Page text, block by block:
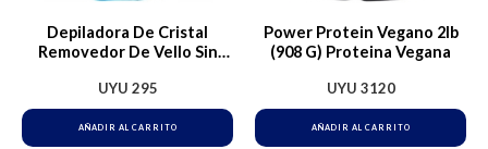
Depiladora De Cristal
Removedor De Vello Sin
UYU 295
AÑADIR AL CARRITO
Power Protein Vegano 2lb
(908 G) Proteina Vegana
UYU 3120
AÑADIR AL CARRITO